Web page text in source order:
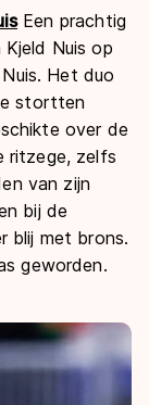
Een prachtig
Nuis op
Het duo
stortten
over de
ritzege, zelfs
van zijn
bij de
blij met brons.
geworden.